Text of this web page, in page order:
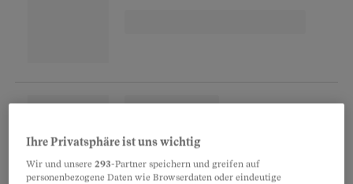
Ihre Privatsphäre ist uns wichtig
Wir und unsere293-Partner speichern und greifen auf
personenbezogene Daten wie Browserdaten oder eindeutige